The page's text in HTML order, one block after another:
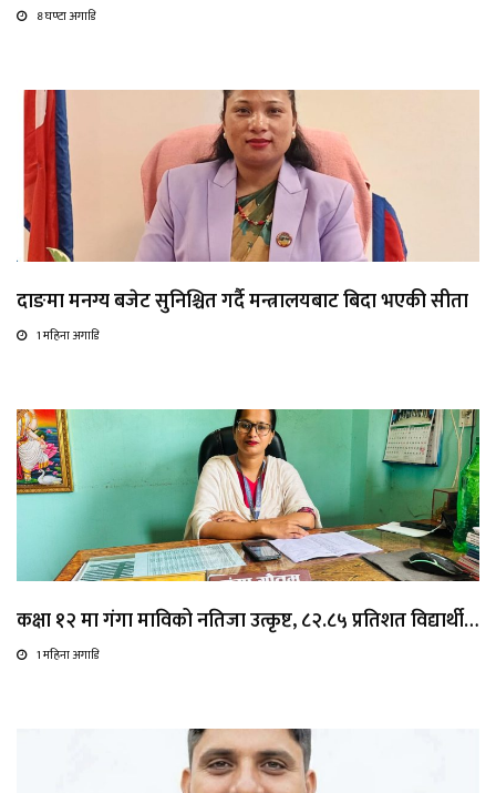
8 घण्टा अगाडि
दाङमा मनग्य बजेट सुनिश्चित गर्दै मन्त्रालयबाट बिदा भएकी सीता
1 महिना अगाडि
कक्षा १२ मा गंगा माविको नतिजा उत्कृष्ट, ८२.८५ प्रतिशत विद्यार्थी…
1 महिना अगाडि